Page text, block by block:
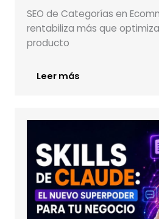
SEO de Categorías en
rentabiliza más que
producto
Leer más